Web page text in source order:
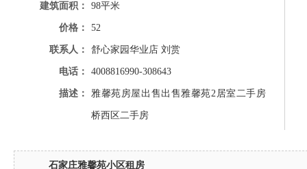
建筑面积： 98平米
价格： 52
联系人： 舒心家园华业店 刘赏
电话： 4008816990-308643
描述： 雅馨苑房屋出售出售雅馨苑2居室二手房
桥西区二手房
石家庄雅馨苑小区租房